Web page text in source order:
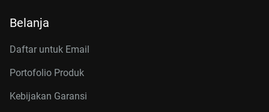
Belanja
Daftar untuk Email
Portofolio Produk
Kebijakan Garansi